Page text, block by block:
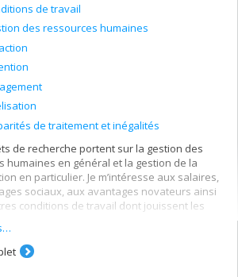
de travail
des ressources humaines
de traitement et inégalités
de recherche portent sur la gestion des
humaines en général et la gestion de la
en particulier. Je m’intéresse aux salaires,
sociaux, aux avantages novateurs ainsi
conditions de travail dont jouissent les
portent aussi sur les liens entrent les
GRH (rémunération, formation,